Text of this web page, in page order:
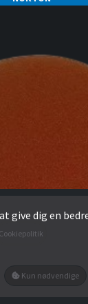
give dig en
Cookiepolitik
Kun nødvendige